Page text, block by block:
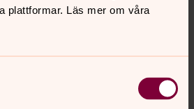
plattformar. Läs mer om våra
2026
av musikevenemang med